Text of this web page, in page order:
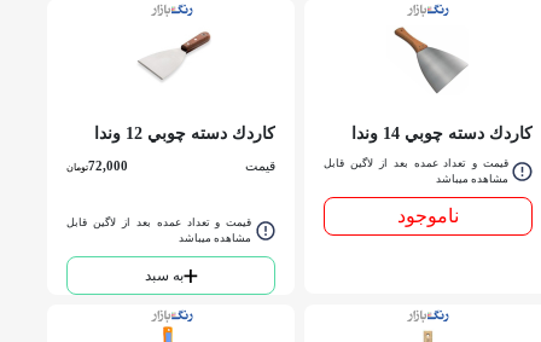
كاردك دسته چوبي 14 وندا
قیمت و تعداد عمده بعد از لاگین قابل
مشاهده میباشد
ناموجود
كاردك دسته چوبي 12 وندا
قیمت 72,000تومان
قیمت و تعداد عمده بعد از لاگین قابل
مشاهده میباشد
به سبد